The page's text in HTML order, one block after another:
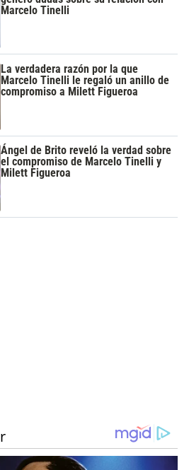
Marcelo Tinelli
La verdadera razón por la que
Marcelo Tinelli le regaló un anillo de
compromiso a Milett Figueroa
Ángel de Brito reveló la verdad sobre
el compromiso de Marcelo Tinelli y
Milett Figueroa